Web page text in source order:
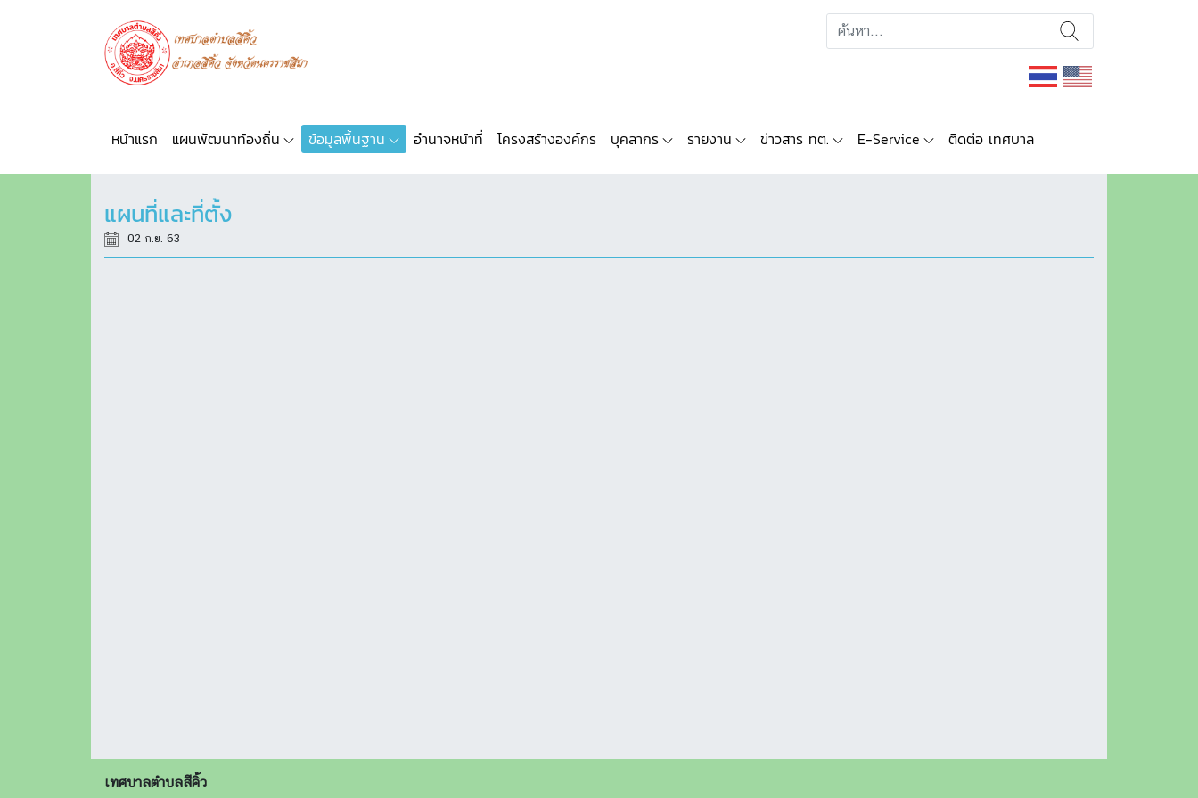
หน้าแรก แผนพัฒนาท้องถิ่น ข้อมูลพื้นฐาน อำนาจหน้าที่ โครงสร้างองค์กร บุคลากร รายงาน ข่าวสาร ทต. E-Service ติดต่อ เทศบาล
แผนที่และที่ตั้ง
02 ก.ย. 63
เทศบาลตำบลสีคิ้ว